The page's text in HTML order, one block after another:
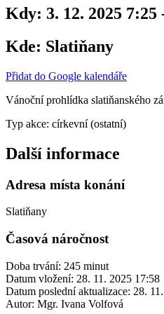
Kdy: 3. 12. 2025 7:25
Kde: Slatiňany
Přidat do Google kalendáře
Vánoční prohlídka slatiňanského
Typ akce: církevní (ostatní)
Další informace
Adresa místa konání
Slatiňany
Časová náročnost
Doba trvání: 245 minut
Datum vložení: 28. 11. 2025 17:58
Datum poslední aktualizace: 28.
Autor: Mgr. Ivana Volfová